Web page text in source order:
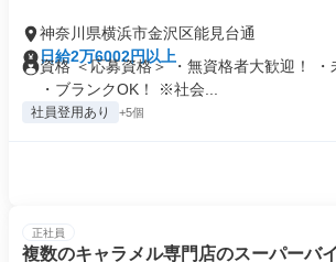
神奈川県横浜市金沢区能見台通
日給2万6002円以上
資格 ＜応募資格＞ ・無資格者大歓迎！ ・
・ブランクOK！ ※社会...
社員登用あり +5個
正社員
複数のキャラメル専門店のスーパーバ